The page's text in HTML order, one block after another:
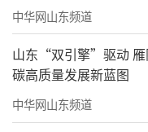
中华网山东频道
山东“双引擎”驱动
碳高质量发展新蓝图
中华网山东频道